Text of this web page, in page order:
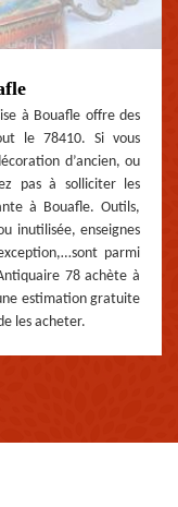
à Bouafle offre des
le 78410. Si vous
d’ancien, ou
pas à solliciter les
à Bouafle. Outils,
inutilisée, enseignes
parmi
78 achète à
estimation gratuite
les acheter.